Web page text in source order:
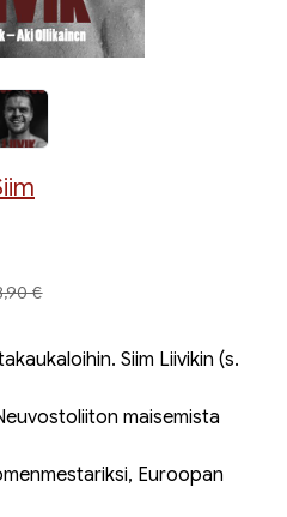
€
Siim Liivikin (s.
maisemista
Euroopan